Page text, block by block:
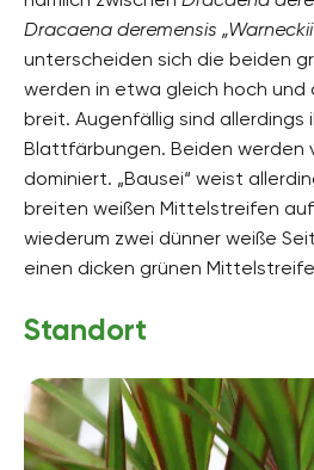
Ja
Pflanzenfamilien
Pflanzenarten
Topfpflanzen,
Pflanzen
Gartenstil
Dracaena deremensis
unterscheiden sich die beiden
werden in etwa gleich hoch und
breit. Augenfällig sind allerdings
Blattfärbungen. Beiden werden
dominiert. „Bausei“ weist
breiten weißen Mittelstreifen
wiederum zwei dünner weiße
einen dicken grünen
Standort